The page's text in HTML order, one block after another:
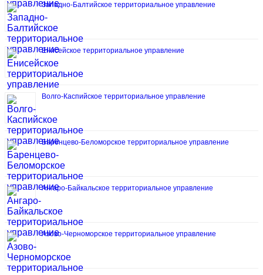
Западно-Балтийское территориальное управление
Енисейское территориальное управление
Волго-Каспийское территориальное управление
Баренцево-Беломорское территориальное управление
Ангаро-Байкальское территориальное управление
Азово-Черноморское территориальное управление